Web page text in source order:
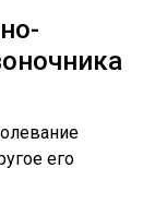
его